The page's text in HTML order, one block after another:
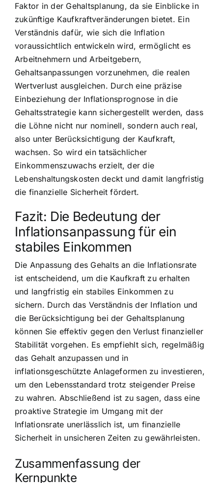
Faktor in der Gehaltsplanung, da sie Einblicke in
zukünftige Kaufkraftveränderungen bietet. Ein
Verständnis dafür, wie sich die Inflation
voraussichtlich entwickeln wird, ermöglicht es
Arbeitnehmern und Arbeitgebern,
Gehaltsanpassungen vorzunehmen, die realen
Wertverlust ausgleichen. Durch eine präzise
Einbeziehung der Inflationsprognose in die
Gehaltsstrategie kann sichergestellt werden, dass
die Löhne nicht nur nominell, sondern auch real,
also unter Berücksichtigung der Kaufkraft,
wachsen. So wird ein tatsächlicher
Einkommenszuwachs erzielt, der die
Lebenshaltungskosten deckt und damit langfristig
die finanzielle Sicherheit fördert.
Fazit: Die Bedeutung der
Inflationsanpassung für ein
stabiles Einkommen
Die Anpassung des Gehalts an die Inflationsrate
ist entscheidend, um die Kaufkraft zu erhalten
und langfristig ein stabiles Einkommen zu
sichern. Durch das Verständnis der Inflation und
die Berücksichtigung bei der Gehaltsplanung
können Sie effektiv gegen den Verlust finanzieller
Stabilität vorgehen. Es empfiehlt sich, regelmäßig
das Gehalt anzupassen und in
inflationsgeschützte Anlageformen zu investieren,
um den Lebensstandard trotz steigender Preise
zu wahren. Abschließend ist zu sagen, dass eine
proaktive Strategie im Umgang mit der
Inflationsrate unerlässlich ist, um finanzielle
Sicherheit in unsicheren Zeiten zu gewährleisten.
Zusammenfassung der
Kernpunkte